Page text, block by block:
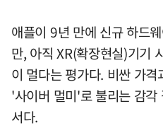
애플이 9년 만에 신규 하드
만, 아직 XR(확장현실)기기
이 멀다는 평가다. 비싼 가
'사이버 멀미'로 불리는 감
서다.